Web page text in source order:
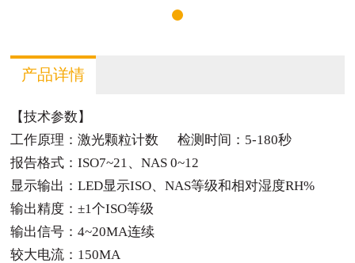
产品详情
【技术参数】
工作原理：激光颗粒计数 检测时间：5-180秒
报告格式：ISO7~21、NAS 0~12
显示输出：LED显示ISO、NAS等级和相对湿度RH%
输出精度：±1个ISO等级
输出信号：4~20MA连续
较大电流：150MA